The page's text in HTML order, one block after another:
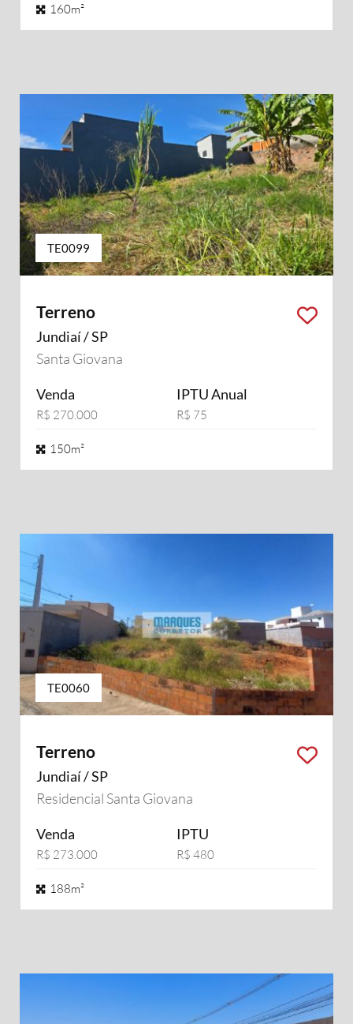
160m²
TE0099
Terreno
Jundiaí / SP
Santa Giovana
Venda
R$ 270.000
IPTU Anual
R$ 75
150m²
TE0060
Terreno
Jundiaí / SP
Residencial Santa Giovana
Venda
R$ 273.000
IPTU
R$ 480
188m²